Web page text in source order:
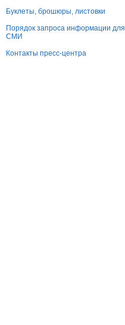
Буклеты, брошюры, листовки
Порядок запроса информации для
СМИ
Контакты пресс-центра